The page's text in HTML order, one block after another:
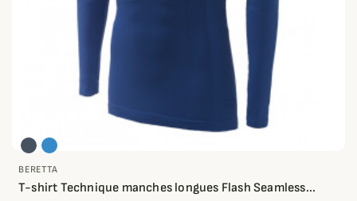
BERETTA
T-shirt Technique manches longues Flash Seamless...